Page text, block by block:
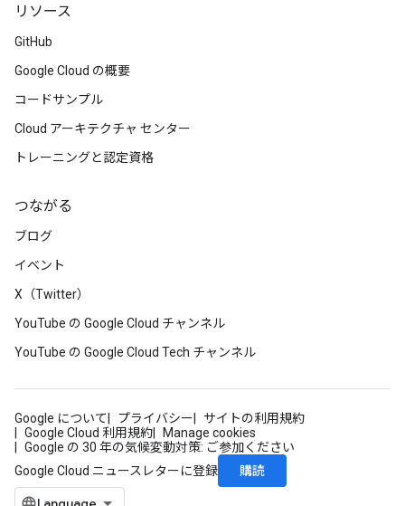
リソース
GitHub
Google Cloud の概要
コードサンプル
Cloud アーキテクチャ センター
トレーニングと認定資格
つながる
ブログ
イベント
X（Twitter）
YouTube の Google Cloud チャンネル
YouTube の Google Cloud Tech チャンネル
Google について プライバシー
サイトの利用規約
Google Cloud 利用規約
Manage cookies
Google の 30 年の気候変動対策: ご参加ください
Google Cloud ニュースレターに登録
購読